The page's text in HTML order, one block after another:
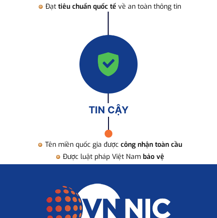
Đạt tiêu chuẩn quốc tế về an toàn thông tin
TIN CẬY
Tên miền quốc gia được công nhận toàn cầu
Được luật pháp Việt Nam bảo vệ